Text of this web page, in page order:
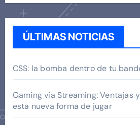
ÚLTIMAS NOTICIAS
CSS: la bomba dentro de tu
Gaming vía Streaming: Ventajas
esta nueva forma de jugar